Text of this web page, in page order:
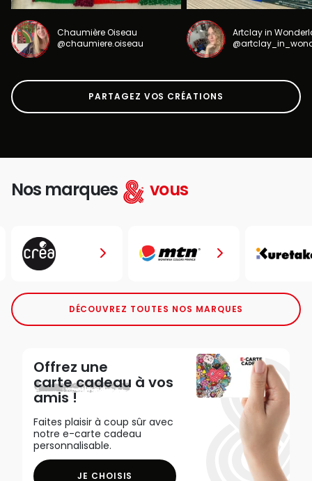
Chaumière Oiseau
@chaumiere.oiseau
Artclay in
PARTAGEZ VOS CRÉATIONS
Nos marques vous
DÉCOUVREZ TOUTES NOS MARQUES
Offrez une
carte cadeau à vos
amis !
Faites plaisir à coup sûr avec
notre e-carte cadeau
personnalisable.
JE CHOISIS